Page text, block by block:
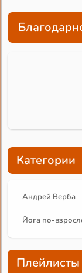
Категории
Андрей Верба
Йога по-
Плейлисты